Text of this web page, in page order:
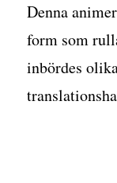
Denna
form som
inbördes